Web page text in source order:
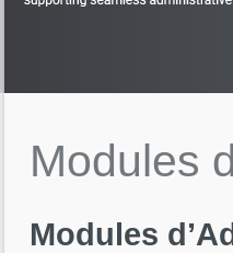
Modules
Modules